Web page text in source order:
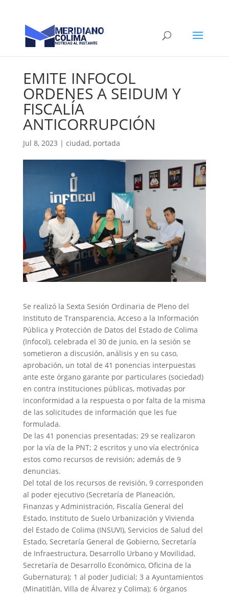
EMITE INFOCOL
ORDENES A SEIDUM Y
FISCALÍA
ANTICORRUPCIÓN
Jul 8, 2023 | ciudad, portada
Se realizó la Sexta Sesión Ordinaria de Pleno del
Instituto de Transparencia, Acceso a la Información
Pública y Protección de Datos del Estado de Colima
(Infocol), celebrada el 30 de junio, en la sesión se
sometieron a discusión, análisis y en su caso,
aprobación, un total de 41 ponencias interpuestas
ante este órgano garante por particulares (sociedad)
en contra instituciones públicas, motivadas por
inconformidad a la respuesta o por falta de la misma
de las solicitudes de información que les fue
formulada.
De las 41 ponencias presentadas; 29 se realizaron
por la vía de la PNT; 2 escritos y uno vía electrónica
estos como recursos de revisión; además de 9
denuncias.
Del total de los recursos de revisión, 9 corresponden
al poder ejecutivo (Secretaría de Planeación,
Finanzas y Administración, Fiscalía General del
Estado, Instituto de Suelo Urbanización y Vivienda
del Estado de Colima (INSUVI), Servicios de Salud del
Estado, Secretaría General de Gobierno, Secretaría
de Infraestructura, Desarrollo Urbano y Movilidad,
Secretaría de Desarrollo Económico, Oficina de la
Gubernatura); 1 al poder Judicial; 3 a Ayuntamientos
(Minatitlán, Villa de Álvarez y Colima); 6 órganos